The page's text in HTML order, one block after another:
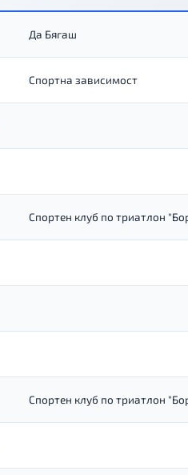
Да Бягаш
Спортна зависимост
Спортен клуб по триатлон
Спортен клуб по триатлон